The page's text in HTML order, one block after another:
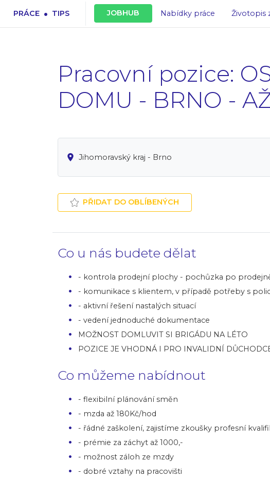
PRÁCE . TIPS JOBHUB Nabídky práce Životopis
Pracovní pozice:
DOMU - BRNO -
Jihomoravský kraj - Brno
PŘIDAT DO OBLÍBENÝCH
Co u nás budete dělat
- kontrola prodejní plochy - pochůzka po
- komunikace s klientem, v případě potřeby s
- aktivní řešení nastalých situací
- vedení jednoduché dokumentace
MOŽNOST DOMLUVIT SI BRIGÁDU NA LÉTO
POZICE JE VHODNÁ I PRO INVALIDNÍ
Co můžeme nabídnout
- flexibilní plánování směn
- mzda až 180Kč/hod
- řádné zaškolení, zajistíme zkoušky profesní
- prémie za záchyt až 1000,-
- možnost záloh ze mzdy
- dobré vztahy na pracovišti